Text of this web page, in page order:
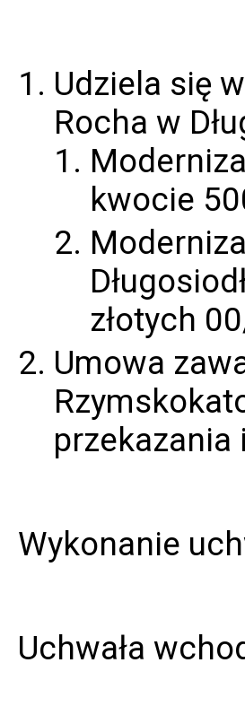
Udziela się
Rocha w
kwocie
złotych
Umowa
Wykonanie
Uchwała